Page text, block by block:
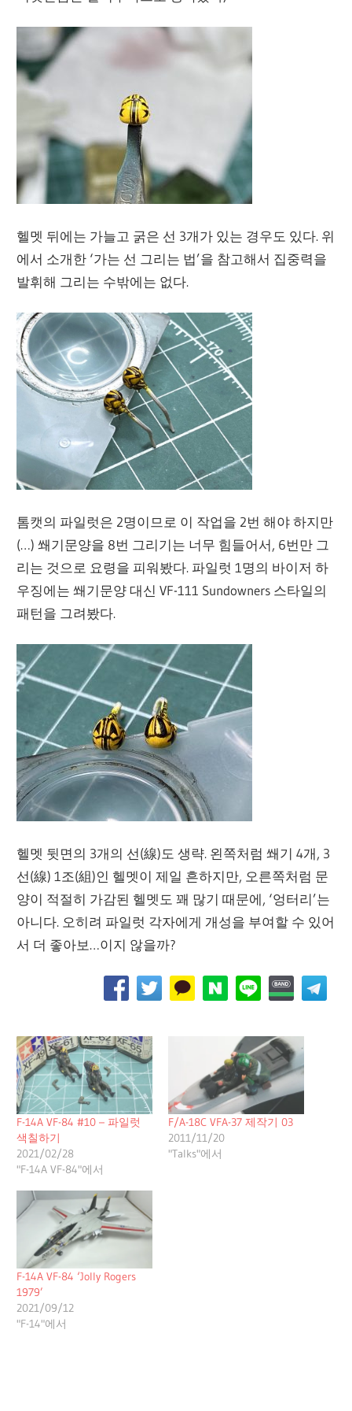
헬멧 뒤에는 가늘고 굵은 선 3개가 있는 경우도 있다. 위
에서 소개한 ‘가는 선 그리는 법’을 참고해서 집중력을
발휘해 그리는 수밖에는 없다.
톰캣의 파일럿은 2명이므로 이 작업을 2번 해야 하지만
(…) 쐐기문양을 8번 그리기는 너무 힘들어서, 6번만 그
리는 것으로 요령을 피워봤다. 파일럿 1명의 바이저 하
우징에는 쐐기문양 대신 VF-111 Sundowners 스타일의
패턴을 그려봤다.
헬멧 뒷면의 3개의 선(線)도 생략. 왼쪽처럼 쐐기 4개, 3
선(線) 1조(組)인 헬멧이 제일 흔하지만, 오른쪽처럼 문
양이 적절히 가감된 헬멧도 꽤 많기 때문에, ‘엉터리’는
아니다. 오히려 파일럿 각자에게 개성을 부여할 수 있어
서 더 좋아보…이지 않을까?
F-14A VF-84 #10 – 파일럿
색칠하기
2021/02/28
"F-14A VF-84"에서
F/A-18C VFA-37 제작기 03
2011/11/20
"Talks"에서
F-14A VF-84 ‘Jolly Rogers
1979’
2021/09/12
"F-14"에서